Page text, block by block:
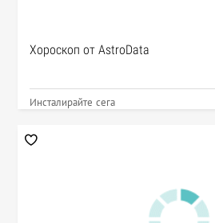
Хороскоп от AstroData
Инсталирайте сега